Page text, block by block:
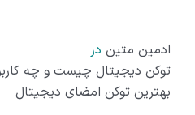
ادمین متین در
توکن دیجیتال چیست و چه
بهترین توکن امضای دیجیتال